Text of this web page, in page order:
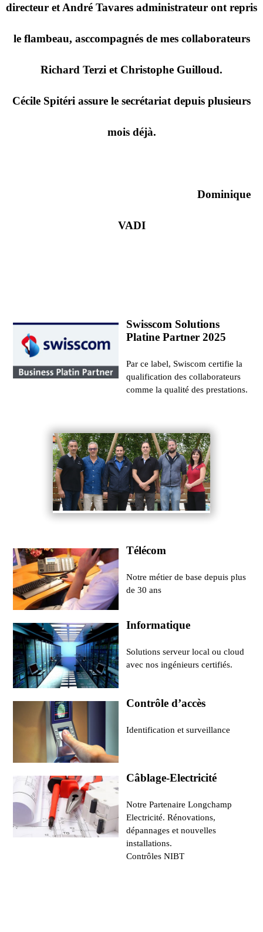
directeur et André Tavares administrateur ont repris
le flambeau, asccompagnés de mes collaborateurs
Richard Terzi et Christophe Guilloud.
Cécile Spitéri assure le secrétariat depuis plusieurs
mois déjà.
Dominique
VADI
Swisscom Solutions
Platine Partner 2025
Par ce label, Swiscom certifie la
qualification des collaborateurs
comme la qualité des prestations.
Télécom
Notre métier de base depuis plus
de 30 ans
Informatique
Solutions serveur local ou cloud
avec nos ingénieurs certifiés.
Contrôle d’accès
Identification et surveillance
Câblage-Electricité
Notre Partenaire Longchamp
Electricité. Rénovations,
dépannages et nouvelles
installations.
Contrôles NIBT